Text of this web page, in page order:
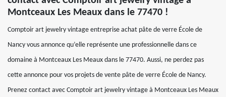
Montceaux Les Meaux dans le 77470 !
Comptoir art jewelry vintage entreprise achat pâte de verre École de
Nancy vous annonce qu’elle représente une professionnelle dans ce
domaine à Montceaux Les Meaux dans le 77470. Aussi, ne perdez pas
cette annonce pour vos projets de vente pâte de verre École de Nancy.
Prenez contact avec Comptoir art jewelry vintage à Montceaux Les Meaux